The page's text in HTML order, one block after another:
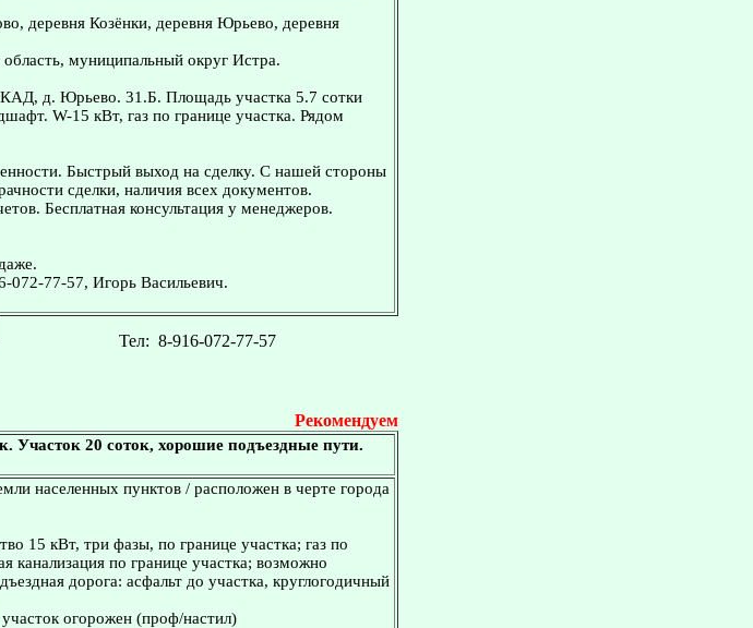
деревня Козёнки, деревня Юрьево, деревня
муниципальный округ Истра.
д. Юрьево. 31.Б. Площадь участка 5.7 сотки
W-15 кВт, газ по границе участка. Рядом
Быстрый выход на сделку. С нашей стороны
сделки, наличия всех документов.
Бесплатная консультация у менеджеров.
072-77-57, Игорь Васильевич.
Тел: 8-916-072-77-57
Рекомендуем
20 соток, хорошие подъездные пути.
населенных пунктов / расположен в черте города
15 кВт, три фазы, по границе участка; газ по
канализация по границе участка; возможно
дорога: асфальт до участка, круглогодичный
огорожен (проф/настил)